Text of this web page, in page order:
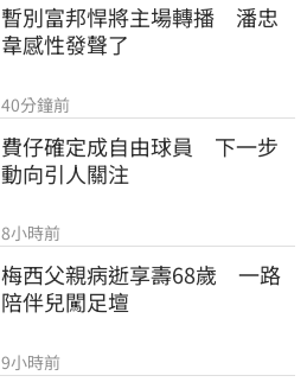
暫別富邦悍將主場轉播　潘忠
韋感性發聲了
40分鐘前
費仔確定成自由球員　下一步
動向引人關注
8小時前
梅西父親病逝享壽68歲　一路
陪伴兒闖足壇
9小時前